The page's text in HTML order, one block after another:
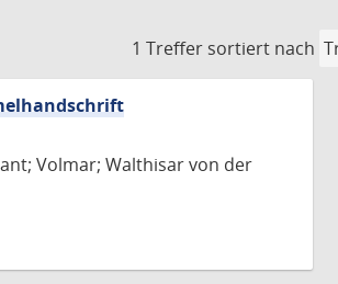
1 Treffer sortiert nach
Volmar; Walthisar von der